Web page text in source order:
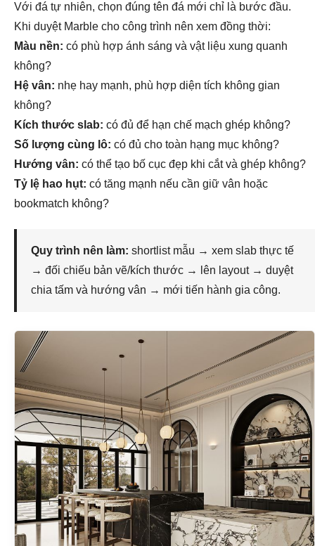
Với đá tự nhiên, chọn đúng tên đá mới chỉ là bước đầu.
Khi duyệt Marble cho công trình nên xem đồng thời:
Màu nền: có phù hợp ánh sáng và vật liệu xung quanh
không?
Hệ vân: nhẹ hay mạnh, phù hợp diện tích không gian
không?
Kích thước slab: có đủ để hạn chế mạch ghép không?
Số lượng cùng lô: có đủ cho toàn hạng mục không?
Hướng vân: có thể tạo bố cục đẹp khi cắt và ghép không?
Tỷ lệ hao hụt: có tăng mạnh nếu cần giữ vân hoặc
bookmatch không?
Quy trình nên làm: shortlist mẫu → xem slab thực tế
→ đối chiếu bản vẽ/kích thước → lên layout → duyệt
chia tấm và hướng vân → mới tiến hành gia công.